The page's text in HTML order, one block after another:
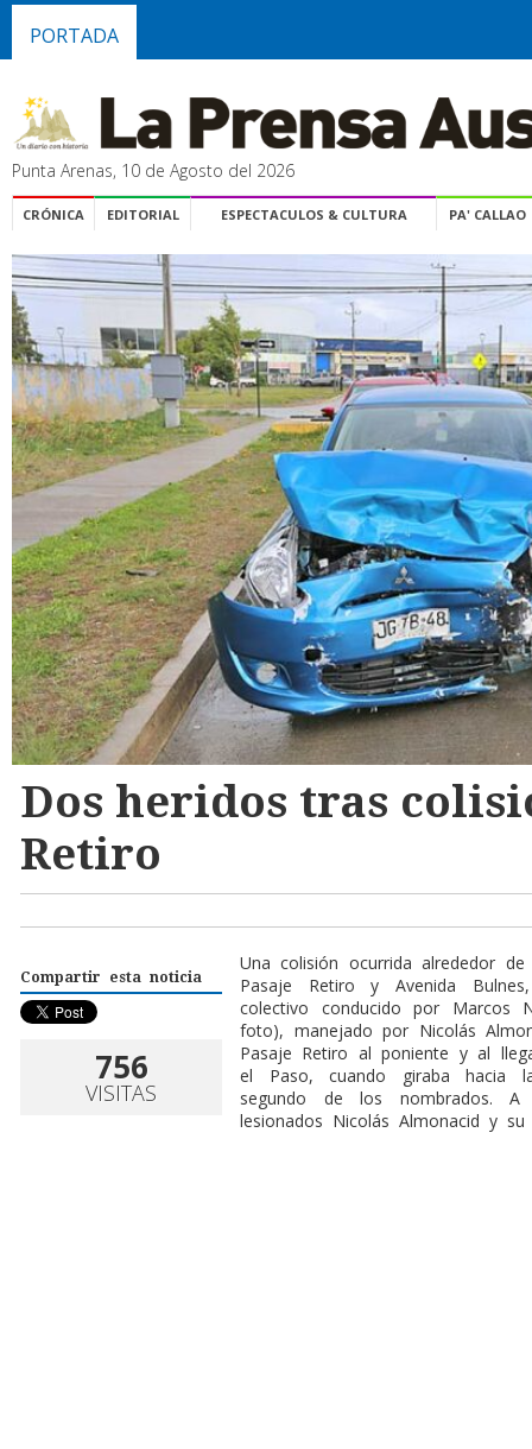
PORTADA
Punta Arenas, 10 de Agosto del 2026
CRÓNICA EDITORIAL ESPECTACULOS & CULTURA PA' CALLAO
Dos heridos tras
Retiro
Compartir esta noticia
756
VISITAS
Una colisión ocurrida alrededor
Pasaje Retiro y Avenida
colectivo conducido por Marcos
foto), manejado por Nicolás
Pasaje Retiro al poniente y al
el Paso, cuando giraba hacia
segundo de los nombrados. A
lesionados Nicolás Almonacid y su